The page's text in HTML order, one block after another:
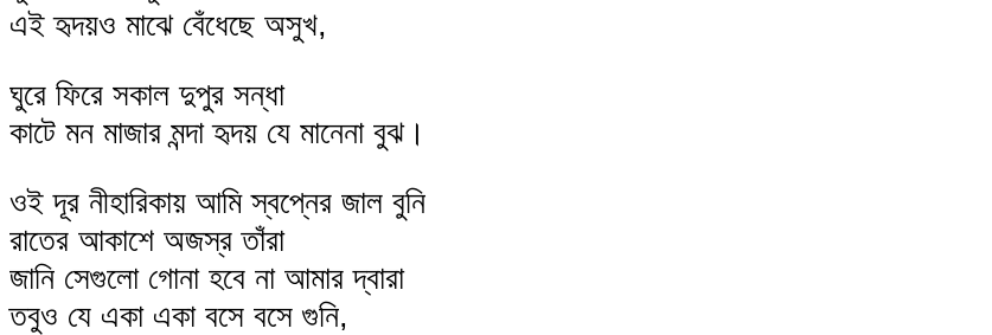
এই হৃদয়ও মাঝে বেঁধেছে অসুখ,
ঘুরে ফিরে সকাল দুপুর সন্ধা
কাটে মন মাজার মন্দা হৃদয় যে মানেনা বুঝ।
ওই দূর নীহারিকায় আমি স্বপ্নের জাল বুনি
রাতের আকাশে অজস্র তাঁরা
জানি সেগুলো গোনা হবে না আমার দ্বারা
তবুও যে একা একা বসে বসে গুনি,